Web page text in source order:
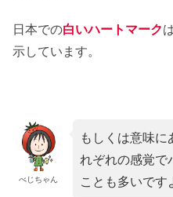
日本での白いハートマーク
示しています。
べじちゃん
もしくは意味
れぞれの感覚で
ことも多いです